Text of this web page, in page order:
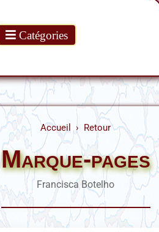
Catégories
Accueil Retour
Marque-pages
Francisca Botelho